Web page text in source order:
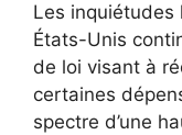
Les inquiétudes
États-Unis
de loi visant à
certaines
spectre d’une